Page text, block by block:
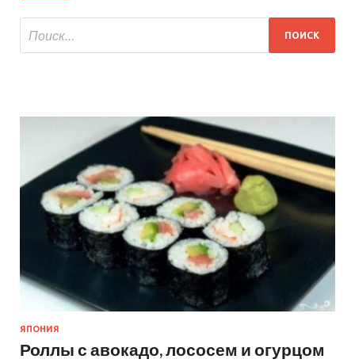
ЯПОНИЯ
Роллы с авокадо, лососем и огурцом